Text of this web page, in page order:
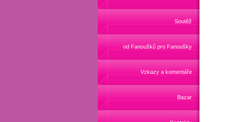
Soutěž
od Fanoušků pro Fanoušky
Vzkazy a komentáře
Bazar